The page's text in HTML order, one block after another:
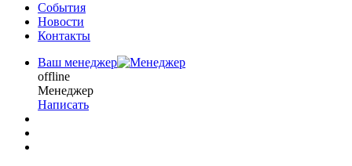
События
Новости
Контакты
Ваш менеджер
offline
Менеджер
Написать